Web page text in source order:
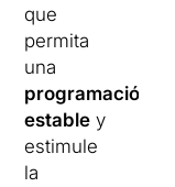
que
permita
una
programación
estable y
estimule
la